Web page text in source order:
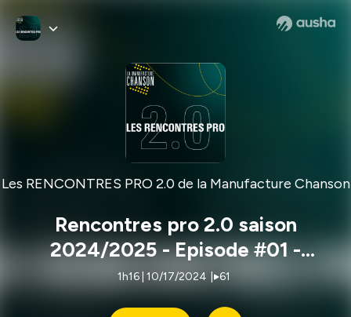
Les RENCONTRES PRO 2.0 de la Manufacture Chanson
Rencontres pro 2.0 saison
2024/2025 - Episode #01 -
Nicolas Favier
1h16 | 10/17/2024 61